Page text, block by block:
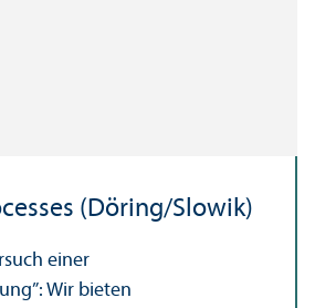
(Döring/Slowik)
einer
Wir bieten